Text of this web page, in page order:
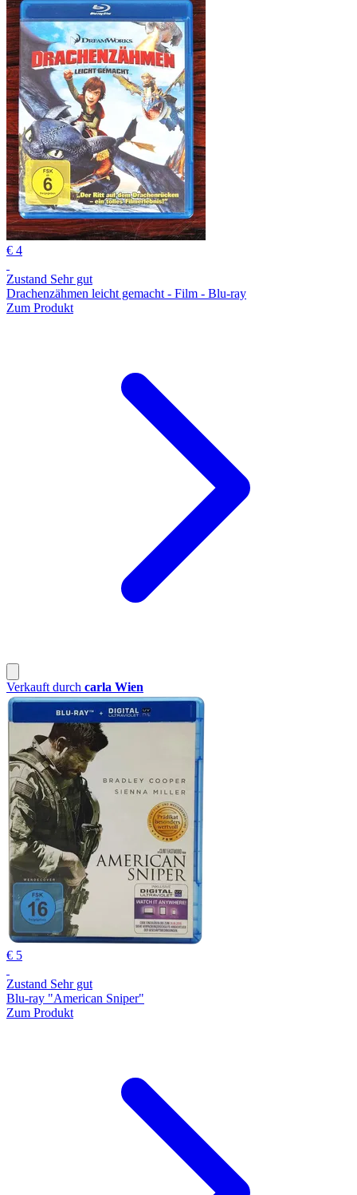
€ 4
Zustand Sehr gut
Drachenzähmen leicht gemacht - Film - Blu-ray
Zum Produkt
Verkauft durch carla Wien
€ 5
Zustand Sehr gut
Blu-ray "American Sniper"
Zum Produkt